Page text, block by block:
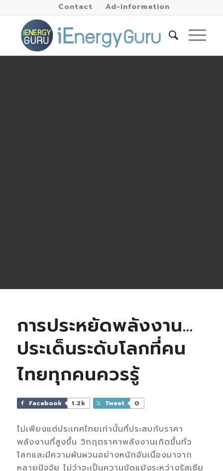
Contact Ad-information
การประหยัดพลังงาน…
ประเด็นระดับโลกที่คน
ไทยทุกคนควรรู้
Facebook 1.2k Tweet 0
ไม่เพียงแต่ประเทศไทยเท่านั้นที่ประสบกับราคา
พลังงานที่สูงขึ้น วิกฤตราคาพลังงานเกิดขึ้นทั่ว
โลกและมีความผันผวนอย่างหนักอันเนื่องมาจาก
หลายปัจจัย ไม่ว่าจะเป็นความขัดแย้งระหว่างรัสเซีย